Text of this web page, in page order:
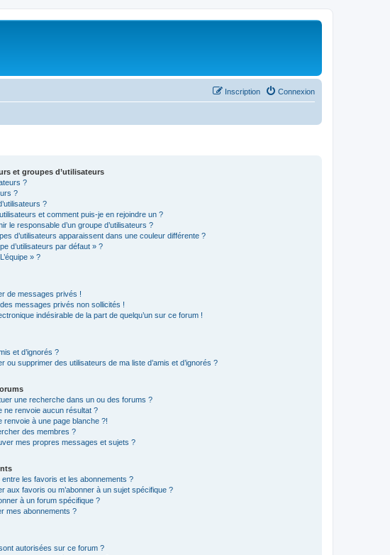
Connexion
Inscription
et groupes d’utilisateurs
?
?
?
et comment puis-je en rejoindre un ?
le responsable d’un groupe d’utilisateurs ?
d’utilisateurs apparaissent dans une couleur différente ?
d’utilisateurs par défaut » ?
» ?
de messages privés !
messages privés non sollicités !
indésirable de la part de quelqu’un sur ce forum !
et d’ignorés ?
ou supprimer des utilisateurs de ma liste d’amis et d’ignorés ?
une recherche dans un ou des forums ?
ne renvoie aucun résultat ?
renvoie à une page blanche ?!
des membres ?
mes propres messages et sujets ?
les favoris et les abonnements ?
aux favoris ou m’abonner à un sujet spécifique ?
à un forum spécifique ?
mes abonnements ?
autorisées sur ce forum ?